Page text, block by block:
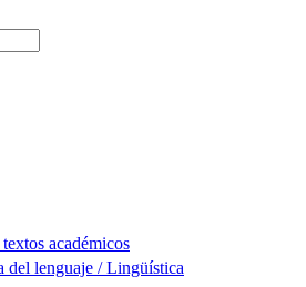
académicos
del lenguaje / Lingüística